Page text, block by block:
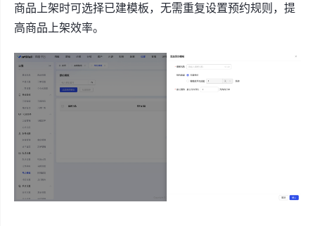
商品上架时可选择已建模板，无需重复设置预约规则，提
高商品上架效率。